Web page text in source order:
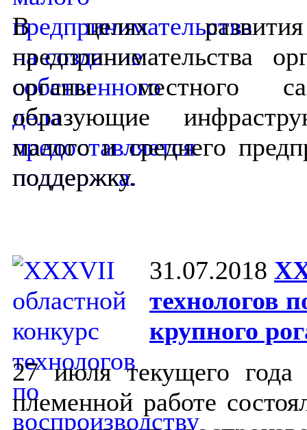
В целях
предпринимательства
органы местного
образующие
малого и среднего
поддержку.
31.07.2018
технологов
крупного
27 июля текущего
племенной работе